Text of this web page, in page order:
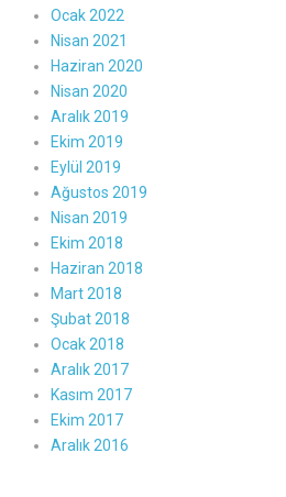
Ocak 2022
Nisan 2021
Haziran 2020
Nisan 2020
Aralık 2019
Ekim 2019
Eylül 2019
Ağustos 2019
Nisan 2019
Ekim 2018
Haziran 2018
Mart 2018
Şubat 2018
Ocak 2018
Aralık 2017
Kasım 2017
Ekim 2017
Aralık 2016